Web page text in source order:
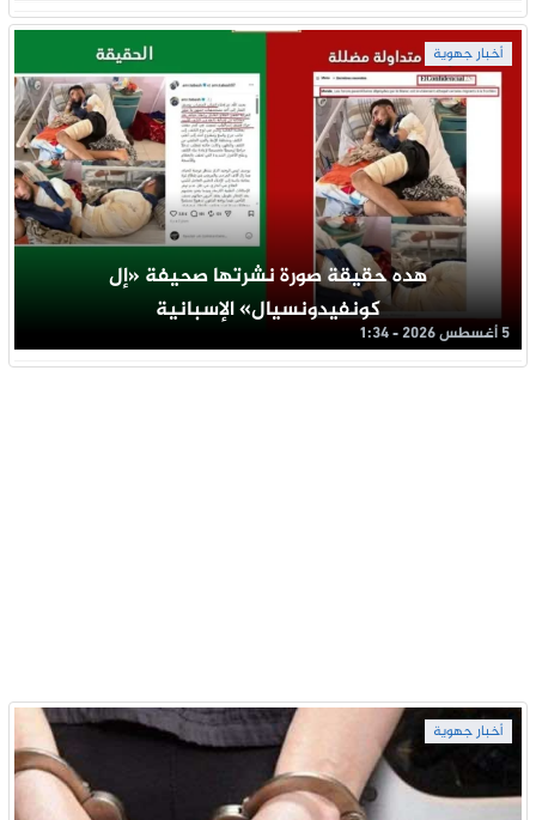
أخبار جهوية
هده حقيقة صورة نشرتها صحيفة «إل
كونفيدونسيال» الإسبانية
5 أغسطس 2026 - 1:34
أخبار جهوية